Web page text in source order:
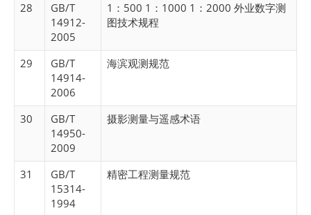
28
GB/T
14912-
2005
1：500 1：1000 1：2000 外业数字测
图技术规程
29
GB/T
14914-
2006
海滨观测规范
30
GB/T
14950-
2009
摄影测量与遥感术语
31
GB/T
15314-
1994
精密工程测量规范